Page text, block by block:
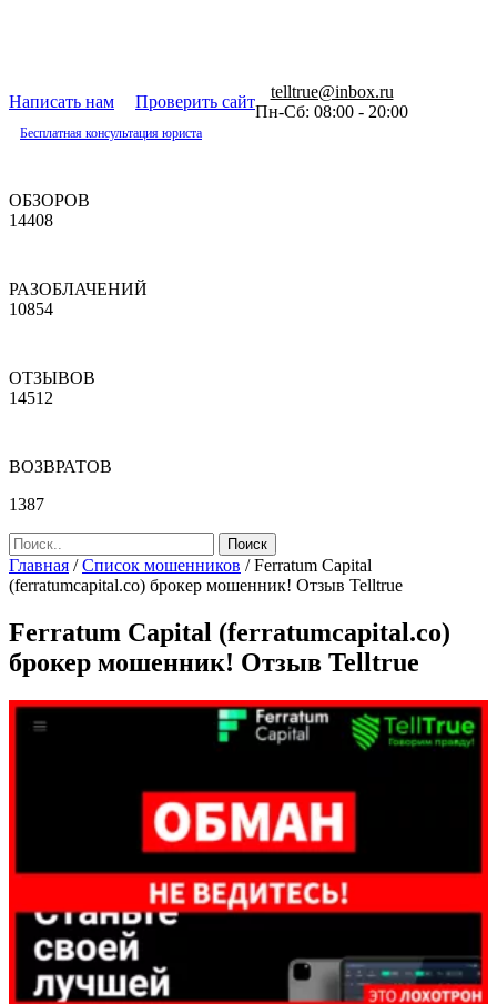
Написать нам Проверить сайт
telltrue@inbox.ru
Пн-Сб: 08:00 - 20:00
Бесплатная консультация юриста
ОБЗОРОВ
14408
РАЗОБЛАЧЕНИЙ
10854
ОТЗЫВОВ
14512
ВОЗВРАТОВ
1387
Главная /Список мошенников /Ferratum Capital
(ferratumcapital.co) брокер мошенник! Отзыв Telltrue
Ferratum Capital (ferratumcapital.co)
брокер мошенник! Отзыв Telltrue